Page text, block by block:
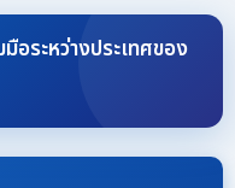
อระหว่างประเทศของ